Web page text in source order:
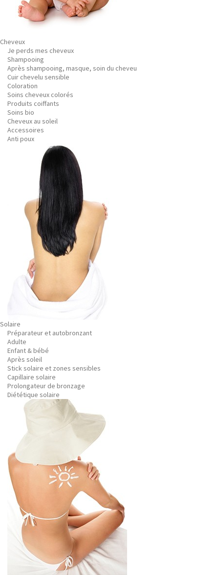
Cheveux
Je perds mes cheveux
Shampooing
Après shampooing, masque, soin du cheveu
Cuir chevelu sensible
Coloration
Soins cheveux colorés
Produits coiffants
Soins bio
Cheveux au soleil
Accessoires
Anti poux
Solaire
Préparateur et autobronzant
Adulte
Enfant & bébé
Après soleil
Stick solaire et zones sensibles
Capillaire solaire
Prolongateur de bronzage
Diététique solaire